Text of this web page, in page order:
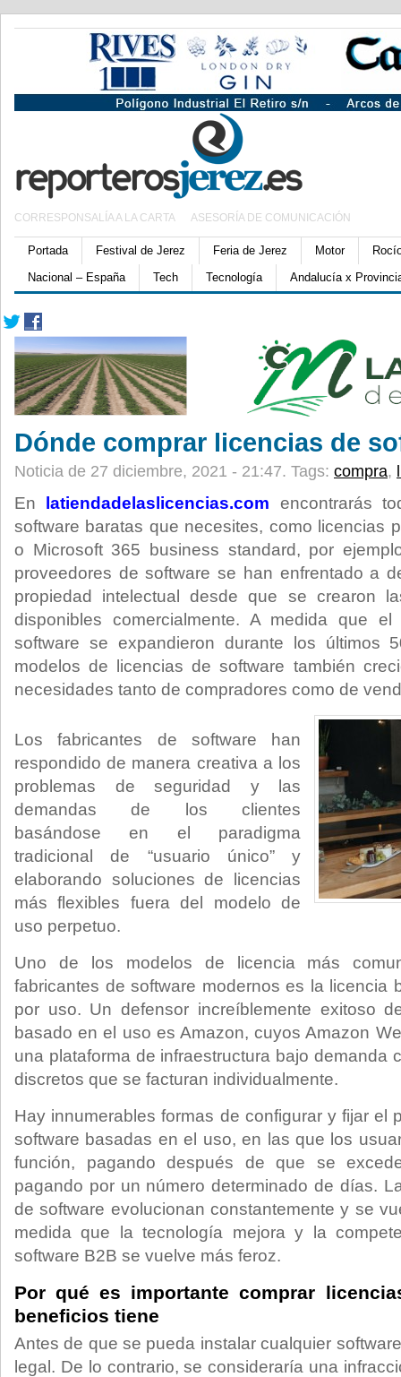
CORRESPONSALÍA A LA CARTA ASESORÍA DE COMUNICACIÓN
Portada Festival de Jerez Feria de Jerez Motor
Nacional – España
Tech Tecnología Andalucía x
Dónde comprar licencias de
Noticia de 27 diciembre, 2021 - 21:47. Tags: compra,
En latiendadelaslicencias.com encontrarás
software baratas que necesites, como licencias
o Microsoft 365 business standard, por
proveedores de software se han enfrentado a
propiedad intelectual desde que se crearon
disponibles comercialmente. A medida que
software se expandieron durante los últimos
modelos de licencias de software también
necesidades tanto de compradores como de
Los fabricantes de software han
respondido de manera creativa a los
problemas de seguridad y las
demandas de los clientes
basándose en el paradigma
tradicional de “usuario único” y
elaborando soluciones de licencias
más flexibles fuera del modelo de
uso perpetuo.
Uno de los modelos de licencia más
fabricantes de software modernos es la licencia
por uso. Un defensor increíblemente exitoso
basado en el uso es Amazon, cuyos Amazon
una plataforma de infraestructura bajo demanda
discretos que se facturan individualmente.
Hay innumerables formas de configurar y fijar el
software basadas en el uso, en las que los
función, pagando después de que se
pagando por un número determinado de días.
de software evolucionan constantemente y se
medida que la tecnología mejora y la
software B2B se vuelve más feroz.
Por qué es importante comprar
beneficios tiene
Antes de que se pueda instalar cualquier
legal. De lo contrario, se consideraría una